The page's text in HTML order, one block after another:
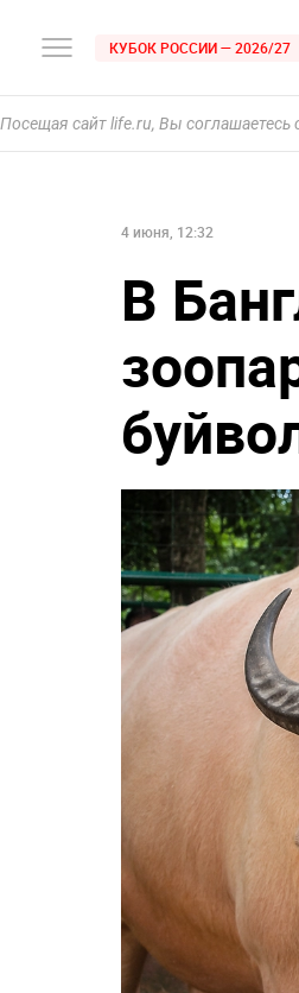
КУБОК РОССИИ — 2026/27
Посещая сайт life.ru, Вы соглашаетесь
4 июня, 12:32
В